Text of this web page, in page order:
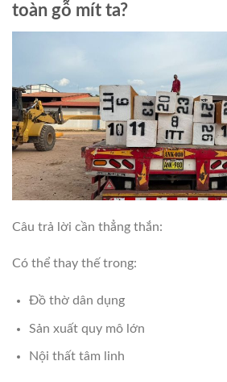
toàn gỗ mít ta?
Câu trả lời cần thẳng thắn:
Có thể thay thế trong:
Đồ thờ dân dụng
Sản xuất quy mô lớn
Nội thất tâm linh